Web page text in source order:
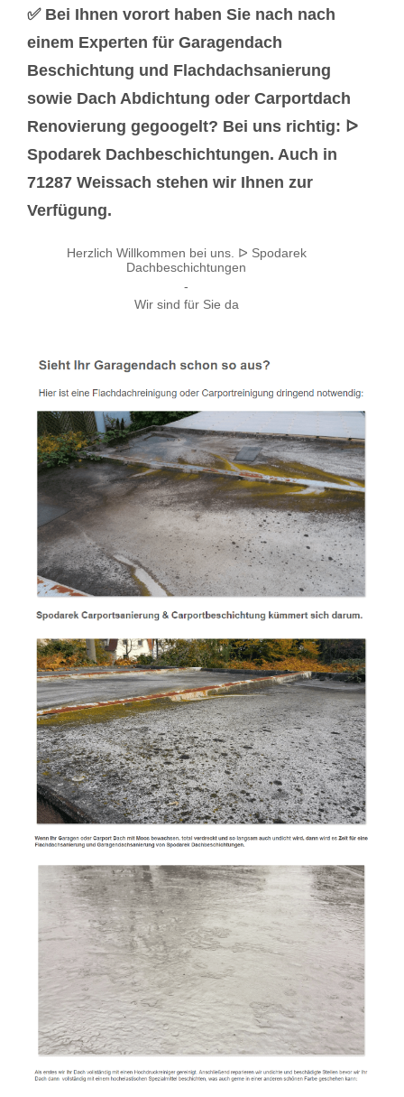
✅ Bei Ihnen vorort haben Sie nach nach
einem Experten für Garagendach
Beschichtung und Flachdachsanierung
sowie Dach Abdichtung oder Carportdach
Renovierung gegoogelt? Bei uns richtig: ᐅ
Spodarek Dachbeschichtungen. Auch in
71287 Weissach stehen wir Ihnen zur
Verfügung.
Herzlich Willkommen bei uns. ᐅ Spodarek
Dachbeschichtungen
-
Wir sind für Sie da